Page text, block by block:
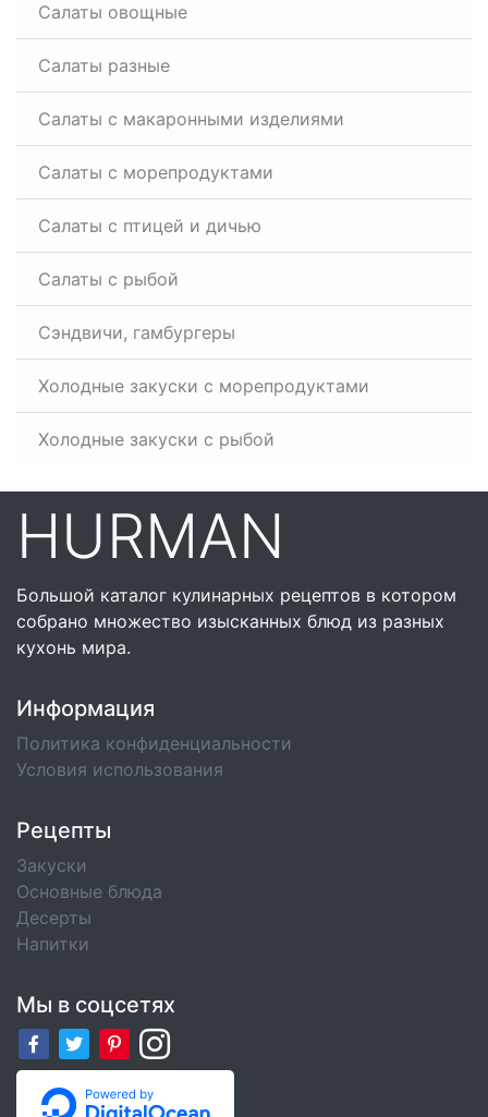
Салаты овощные
Салаты разные
Салаты с макаронными изделиями
Салаты с морепродуктами
Салаты с птицей и дичью
Салаты с рыбой
Сэндвичи, гамбургеры
Холодные закуски с морепродуктами
Холодные закуски с рыбой
HURMAN
Большой каталог кулинарных рецептов в котором
собрано множество изысканных блюд из разных
кухонь мира.
Информация
Политика конфиденциальности
Условия использования
Рецепты
Закуски
Основные блюда
Десерты
Напитки
Мы в соцсетях